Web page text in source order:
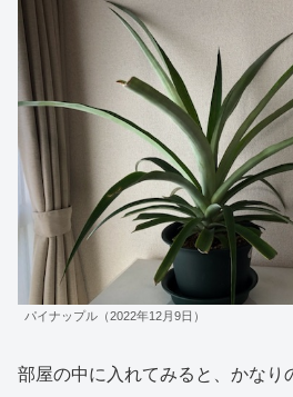
パイナップル（2022年12月9日）
部屋の中に入れてみると、かなり